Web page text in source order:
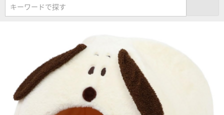
キーワードで探す